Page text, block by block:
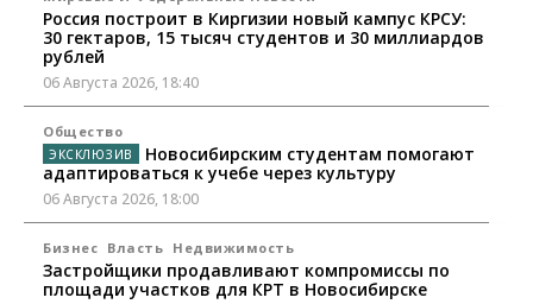
Россия построит в Киргизии новый кампус КРСУ:
30 гектаров, 15 тысяч студентов и 30 миллиардов
рублей
06 Августа 2026, 18:40
Общество
Новосибирским студентам помогают
адаптироваться к учебе через культуру
06 Августа 2026, 18:00
Бизнес Власть Недвижимость
Застройщики продавливают компромиссы по
площади участков для КРТ в Новосибирске